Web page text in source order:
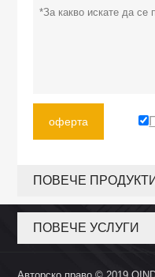
оферта
ПОВЕЧЕ ПРОДУКТИ
ПОВЕЧЕ УСЛУГИ